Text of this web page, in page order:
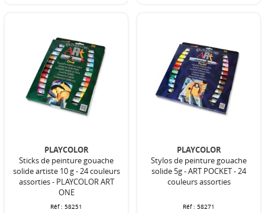
PLAYCOLOR
Sticks de peinture gouache
solide artiste 10 g - 24 couleurs
assorties - PLAYCOLOR ART
ONE
Réf : 58251
PLAYCOLOR
Stylos de peinture gouache
solide 5g - ART POCKET - 24
couleurs assorties
Réf : 58271